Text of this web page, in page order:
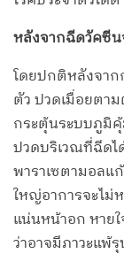
หลังจากฉีดวัคซีน
โดยปกติหลังจาก
ตัว ปวดเมื่อยตา
กระตุ้นระบบภูมิ
ปวดบริเวณที่ฉีดไ
พาราเซตามอลแ
ใหญ่อาการจะไม่
แน่นหน้าอก หาย
ว่าอาจมีภาวะแพ้